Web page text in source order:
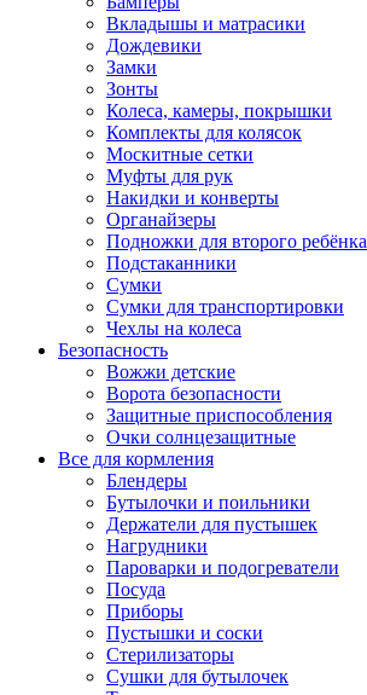
Вкладышы и матрасики
Дождевики
Замки
Зонты
Колеса, камеры, покрышки
Комплекты для колясок
Москитные сетки
Муфты для рук
Накидки и конверты
Органайзеры
Подножки для второго ребёнка
Подстаканники
Сумки
Сумки для транспортировки
Чехлы на колеса
Безопасность
Вожжи детские
Ворота безопасности
Защитные приспособления
Очки солнцезащитные
Все для кормления
Блендеры
Бутылочки и поильники
Держатели для пустышек
Нагрудники
Пароварки и подогреватели
Посуда
Приборы
Пустышки и соски
Стерилизаторы
Сушки для бутылочек